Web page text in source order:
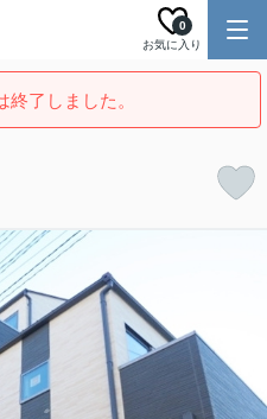
お気に入り
0
終了しました。